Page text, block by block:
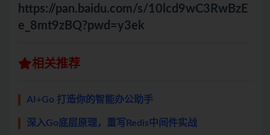
https://pan.baidu.com/s/10lcd9wC3RwBzE
e_8mt9zBQ?pwd=y3ek
相关推荐
AI+Go 打造你的智能办公助手
深入Go底层原理，重写Redis中间件实战